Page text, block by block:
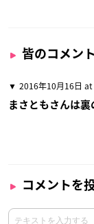
皆のコメント
2016年10月16日 at
まさともさんは
コメントを